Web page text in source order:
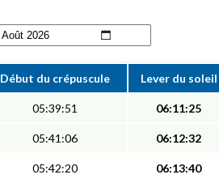
Début du crépuscule Lever du soleil
05:39:51 06:11:25
05:41:06 06:12:32
05:42:20 06:13:40